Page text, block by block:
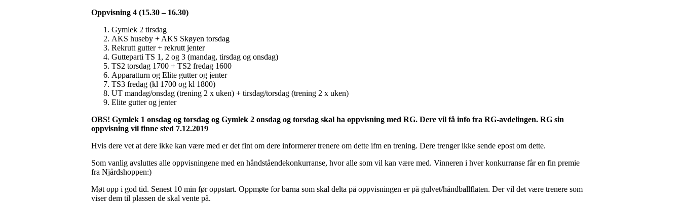
Oppvisning 4 (15.30 – 16.30)
Gymlek 2 tirsdag
AKS huseby + AKS Skøyen torsdag
Rekrutt gutter + rekrutt jenter
Gutteparti TS 1, 2 og 3 (mandag, tirsdag og onsdag)
TS2 torsdag 1700 + TS2 fredag 1600
Apparatturn og Elite gutter og jenter
TS3 fredag (kl 1700 og kl 1800)
UT mandag/onsdag (trening 2 x uken) + tirsdag/torsdag (trening 2 x uken)
Elite gutter og jenter
OBS! Gymlek 1 onsdag og torsdag og Gymlek 2 onsdag og torsdag skal ha oppvisning med RG. Dere vil få info fra RG-avdelingen. RG sin
oppvisning vil finne sted 7.12.2019
Hvis dere vet at dere ikke kan være med er det fint om dere informerer trenere om dette ifm en trening. Dere trenger ikke sende epost om dette.
Som vanlig avsluttes alle oppvisningene med en håndståendekonkurranse, hvor alle som vil kan være med. Vinneren i hver konkurranse får en fin premie
fra Njårdshoppen:)
Møt opp i god tid. Senest 10 min før oppstart. Oppmøte for barna som skal delta på oppvisningen er på gulvet/håndballflaten. Der vil det være trenere som
viser dem til plassen de skal vente på.